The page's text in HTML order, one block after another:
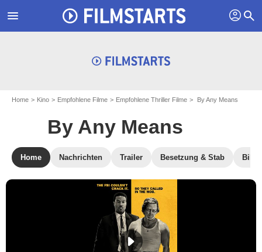
menu profil search
Home Kino Empfohlene Filme Empfohlene Thriller Filme By Any Means
By Any Means
Home Nachrichten Trailer Besetzung & Stab